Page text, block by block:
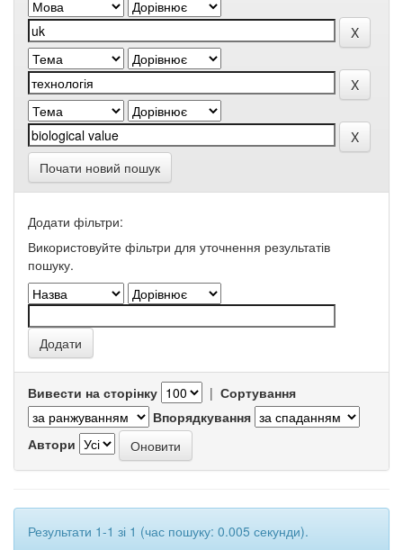
Почати новий пошук
Додати фільтри:
Використовуйте фільтри для уточнення результатів
пошуку.
Вивести на сторінку | Сортування
Впорядкування
Автори
Результати 1-1 зі 1 (час пошуку: 0.005 секунди).